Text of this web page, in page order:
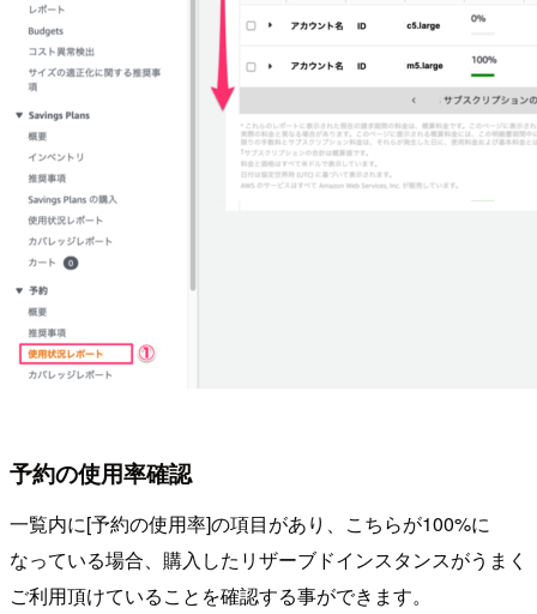
予約の使用率確認
一覧内に[予約の使用率]の項目があり、こちらが100%に
なっている場合、購入したリザーブドインスタンスがうまく
ご利用頂けていることを確認する事ができます。